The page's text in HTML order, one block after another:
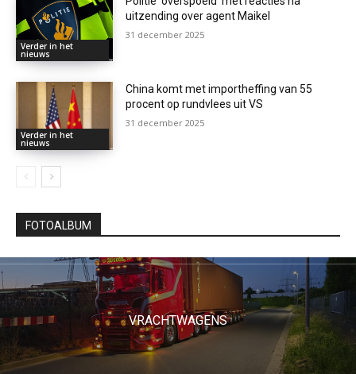
Verder in het
nieuws
uitzending over agent Maikel
31 december 2025
Verder in het
nieuws
China komt met importheffing van 55
procent op rundvlees uit VS
31 december 2025
FOTOALBUM
VRACHTWAGENS